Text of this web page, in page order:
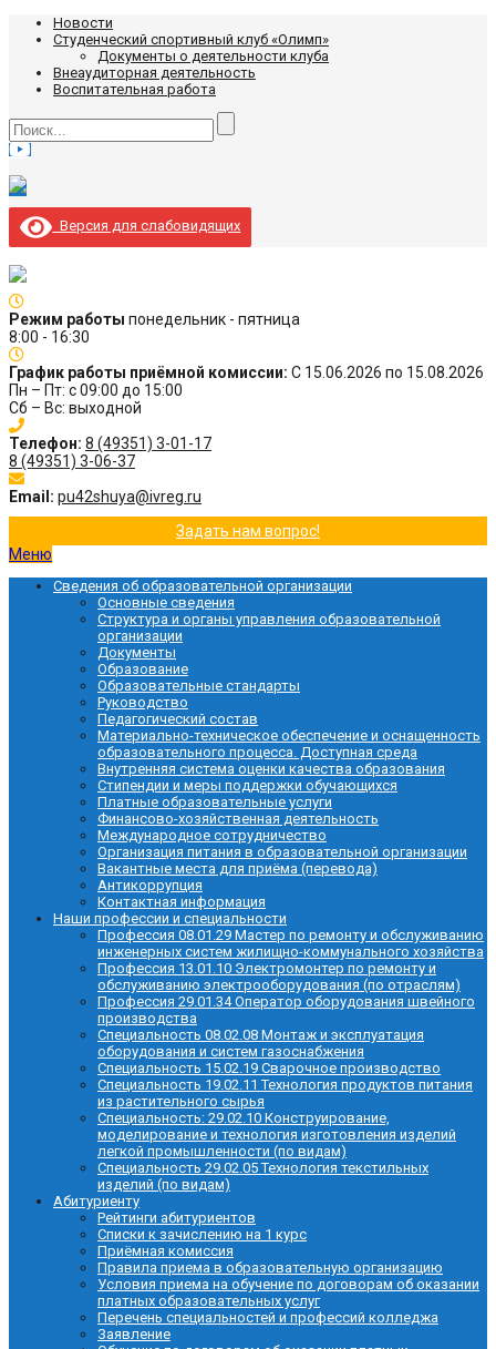
Новости
Студенческий спортивный клуб «Олимп»
Документы о деятельности клуба
Внеаудиторная деятельность
Воспитательная работа
Версия для слабовидящих
Режим работы понедельник - пятница
8:00 - 16:30
График работы приёмной комиссии: С 15.06.2026 по 15.08.2026
Пн – Пт: с 09:00 до 15:00
Сб – Вс: выходной
Телефон: 8 (49351) 3-01-17
8 (49351) 3-06-37
Email: pu42shuya@ivreg.ru
Задать нам вопрос!
Меню
Сведения об образовательной организации
Основные сведения
Структура и органы управления образовательной
организации
Документы
Образование
Образовательные стандарты
Руководство
Педагогический состав
Материально-техническое обеспечение и оснащенность
образовательного процесса. Доступная среда
Внутренняя система оценки качества образования
Стипендии и меры поддержки обучающихся
Платные образовательные услуги
Финансово-хозяйственная деятельность
Международное сотрудничество
Организация питания в образовательной организации
Вакантные места для приёма (перевода)
Антикоррупция
Контактная информация
Наши профессии и специальности
Профессия 08.01.29 Мастер по ремонту и обслуживанию
инженерных систем жилищно-коммунального хозяйства
Профессия 13.01.10 Электромонтер по ремонту и
обслуживанию электрооборудования (по отраслям)
Профессия 29.01.34 Оператор оборудования швейного
производства
Специальность 08.02.08 Монтаж и эксплуатация
оборудования и систем газоснабжения
Специальность 15.02.19 Сварочное производство
Специальность 19.02.11 Технология продуктов питания
из растительного сырья
Специальность: 29.02.10 Конструирование,
моделирование и технология изготовления изделий
легкой промышленности (по видам)
Специальность 29.02.05 Технология текстильных
изделий (по видам)
Абитуриенту
Рейтинги абитуриентов
Списки к зачислению на 1 курс
Приёмная комиссия
Правила приема в образовательную организацию
Условия приема на обучение по договорам об оказании
платных образовательных услуг
Перечень специальностей и профессий колледжа
Заявление